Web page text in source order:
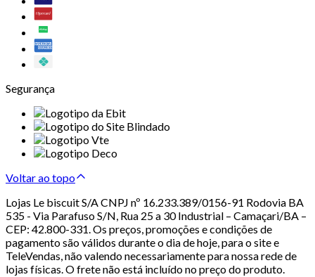
Segurança
Voltar ao topo
Lojas Le biscuit S/A CNPJ nº 16.233.389/0156-91 Rodovia BA
535 - Via Parafuso S/N, Rua 25 a 30 Industrial – Camaçari/BA –
CEP: 42.800-331. Os preços, promoções e condições de
pagamento são válidos durante o dia de hoje, para o site e
TeleVendas, não valendo necessariamente para nossa rede de
lojas físicas. O frete não está incluído no preço do produto.